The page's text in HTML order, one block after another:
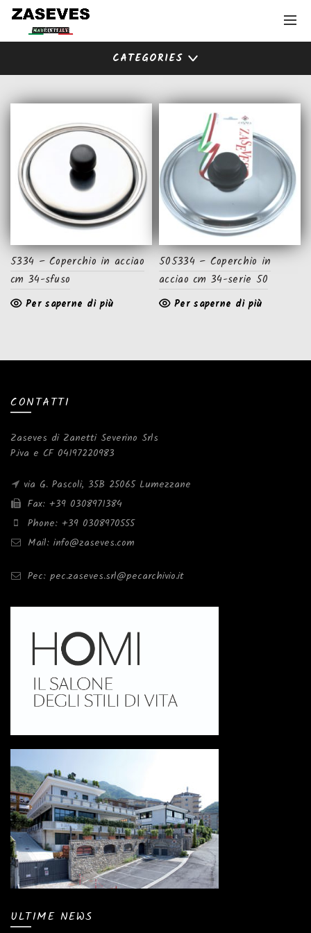
CATEGORIES
5334 – Coperchio in acciao
cm 34-sfuso
Per saperne di più
505334 – Coperchio in
acciao cm 34-serie 50
Per saperne di più
CONTATTI
Zaseves di Zanetti Severino Srls
P.iva e CF 04197220983
via G. Pascoli, 35B 25065 Lumezzane
Fax: +39 0308971384
Phone: +39 0308970555
Mail: info@zaseves.com
Pec: pec.zaseves.srl@pecarchivio.it
ULTIME NEWS